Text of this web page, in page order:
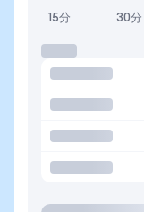
15分 30分